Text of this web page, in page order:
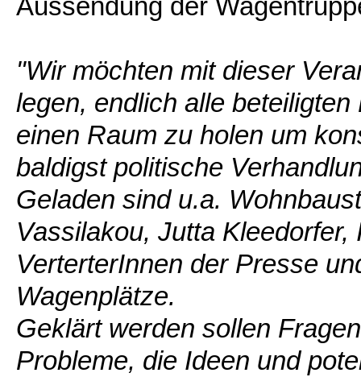
Aussendung der
"Wir möchten mit dieser
legen, endlich alle
einen Raum zu holen um
baldigst politische
Geladen sind u.a.
Vassilakou, Jutta
VerterterInnen der Presse
Wagenplätze.
Geklärt werden sollen
Probleme, die Ideen und